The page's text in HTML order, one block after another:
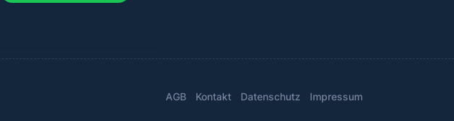
AGB Kontakt Datenschutz Impressum